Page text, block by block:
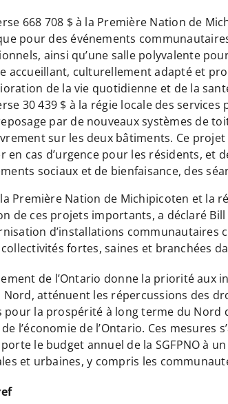
668 708 $ à la Première Nation de
pour des événements
ainsi qu’une salle polyvalente
accueillant, culturellement adapté et
de la vie quotidienne et de la
30 439 $ à la régie locale des
par de nouveaux systèmes de
sur les deux bâtiments. Ce
en cas d’urgence pour les résidents,
sociaux et de bienfaisance, des
Première Nation de Michipicoten et la
de ces projets importants, a déclaré
d’installations
fortes, saines et branchées
de l’Ontario donne la priorité aux
Nord, atténuent les répercussions des
pour la prospérité à long terme du Nord
l’économie de l’Ontario. Ces
le budget annuel de la SGFPNO à
et urbaines, y compris les